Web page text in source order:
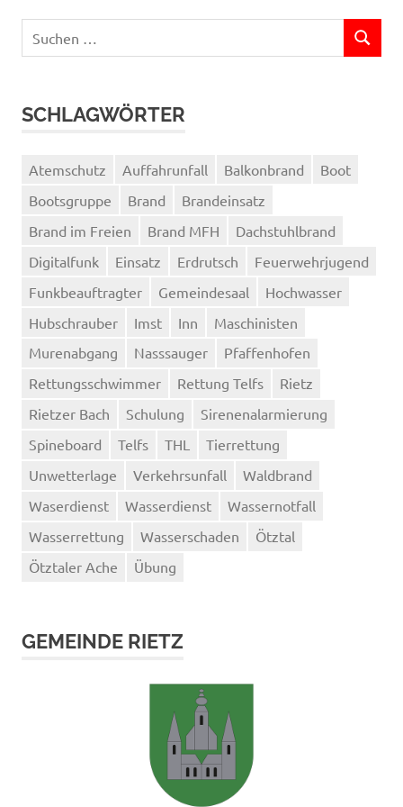
nach:
SUCHEN
SCHLAGWÖRTER
Atemschutz Auffahrunfall Balkonbrand
Boot
Bootsgruppe
Brand
Brandeinsatz
Brand im Freien
Brand MFH
Dachstuhlbrand
Digitalfunk
Einsatz Erdrutsch
Feuerwehrjugend
Funkbeauftragter
Gemeindesaal
Hochwasser
Hubschrauber
Imst Inn
Maschinisten
Murenabgang
Nasssauger
Pfaffenhofen
Rettungsschwimmer
Rettung Telfs
Rietz
Rietzer Bach
Schulung
Sirenenalarmierung
Spineboard
Telfs THL
Tierrettung
Unwetterlage
Verkehrsunfall
Waldbrand
Waserdienst
Wasserdienst
Wassernotfall
Wasserrettung
Wasserschaden
Ötztal
Ötztaler Ache
Übung
GEMEINDE RIETZ